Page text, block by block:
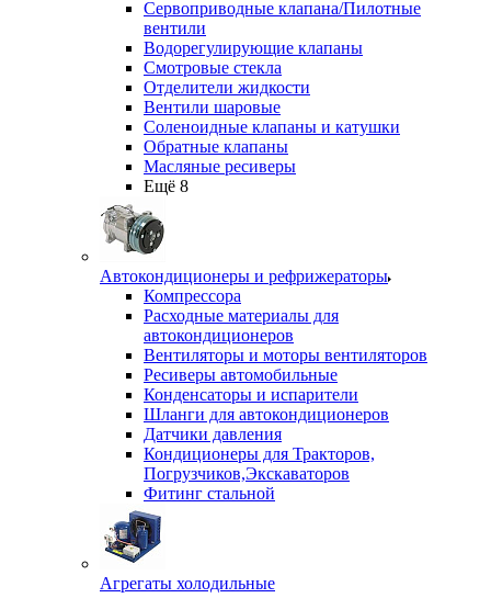
Сервоприводные клапана/Пилотные
вентили
Водорегулирующие клапаны
Смотровые стекла
Отделители жидкости
Вентили шаровые
Соленоидные клапаны и катушки
Обратные клапаны
Масляные ресиверы
Ещё 8
Автокондиционеры и рефрижераторы
Компрессора
Расходные материалы для
автокондиционеров
Вентиляторы и моторы вентиляторов
Ресиверы автомобильные
Конденсаторы и испарители
Шланги для автокондиционеров
Датчики давления
Кондиционеры для Тракторов,
Погрузчиков,Экскаваторов
Фитинг стальной
Агрегаты холодильные